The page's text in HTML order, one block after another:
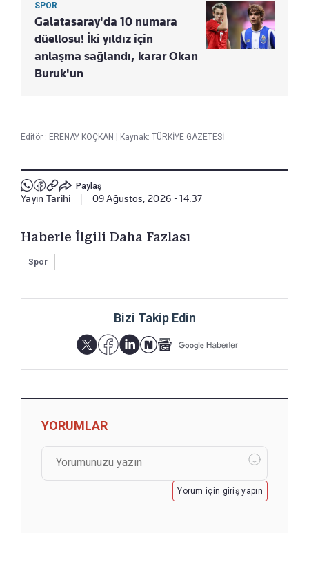
SPOR
Galatasaray'da 10 numara
düellosu! İki yıldız için
anlaşma sağlandı, karar Okan
Buruk'un
Editör : ERENAY KOÇKAN | Kaynak: TÜRKİYE GAZETESİ
Paylaş
Yayın Tarihi 09 Ağustos, 2026 - 14:37
Haberle İlgili Daha Fazlası
Spor
Bizi Takip Edin
YORUMLAR
Yorum için giriş yapın